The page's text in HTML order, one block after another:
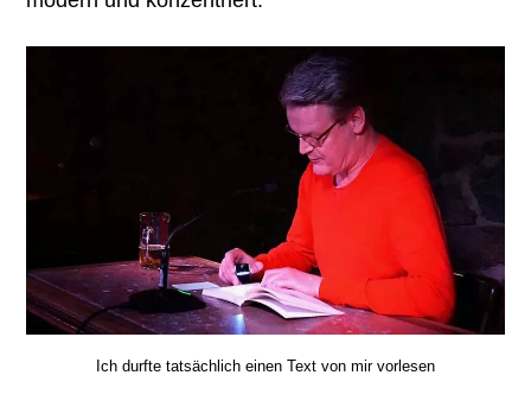
Ich durfte tatsächlich einen Text von mir vorlesen